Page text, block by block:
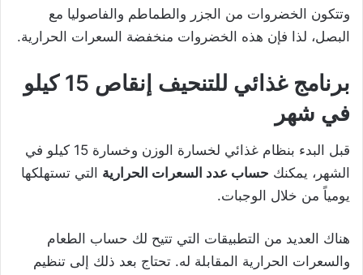
وتتكون الخضروات من الجزر والطماطم والفاصوليا مع
البصل، لذا فإن هذه الخضروات منخفضة السعرات الحرارية.
برنامج غذائي للتنحيف إنقاص 15 كيلو
في شهر
قبل البدء بنظام غذائي لخسارة الوزن وخسارة 15 كيلو في
الشهر، يمكنك حساب عدد السعرات الحرارية التي تستهلكها
يومياً من خلال الوجبات.
هناك العديد من التطبيقات التي تتيح لك حساب الطعام
والسعرات الحرارية المقابلة له. تحتاج بعد ذلك إلى تنظيم